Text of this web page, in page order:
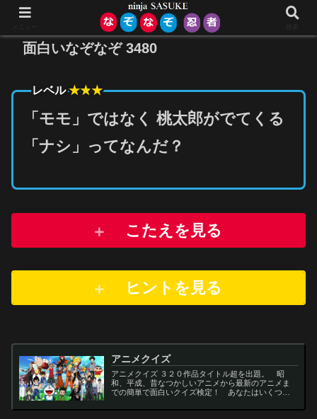
面白いなぞなぞ 3480
レベル★★★
「モモ」ではなく 桃太郎がでてくる
「ナシ」ってなんだ？
こたえを見る
ヒントを 見る
アニメクイズ
アニメクイズ ３２０作品タイトル超を出題。 昭
和、平成、昔なつかしいアニメから最新のアニメま
での簡単で面白いクイズ検定！ あなたはいくつわ
ど一問一答から3択・4択問題までの小学生の簡単問